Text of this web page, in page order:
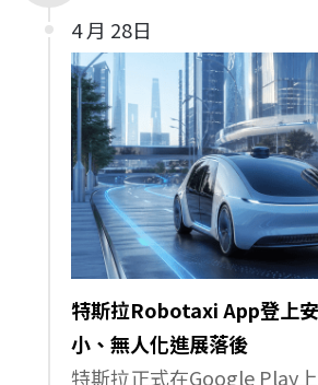
4 月 28日
特斯拉Robotaxi App登上
小、無人化進展落後
特斯拉正式在Google Play